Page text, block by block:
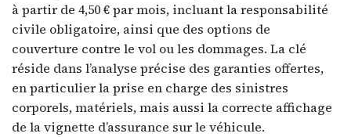
à partir de 4,50 € par mois, incluant la responsabilité
civile obligatoire, ainsi que des options de
couverture contre le vol ou les dommages. La clé
réside dans l’analyse précise des garanties offertes,
en particulier la prise en charge des sinistres
corporels, matériels, mais aussi la correcte affichage
de la vignette d’assurance sur le véhicule.